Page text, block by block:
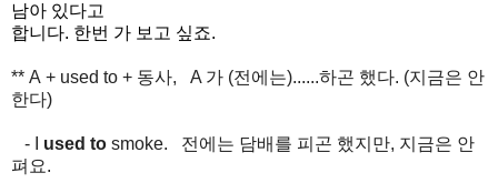
남아 있다고
합니다. 한번 가 보고 싶죠.
** A + used to + 동사, A 가 (전에는)......하곤 했다. (지금은 안
한다)
- I used to smoke. 전에는 담배를 피곤 했지만, 지금은 안
펴요.